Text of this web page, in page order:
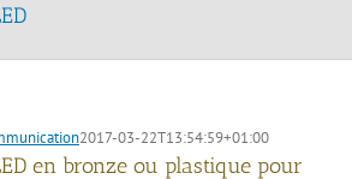
2017-03-22T13:54:59+01:00
en bronze ou plastique pour